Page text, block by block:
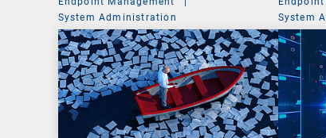
System Administration
System